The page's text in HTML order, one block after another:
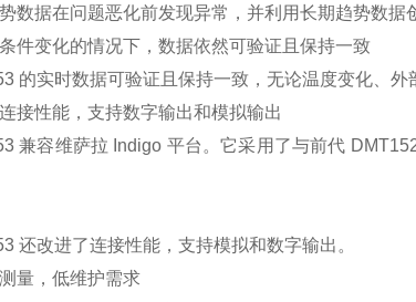
数据在问题恶化前发现异常，并利用长期趋势数据
件变化的情况下，数据依然可验证且保持一致
的实时数据可验证且保持一致，无论温度变化、
接性能，支持数字输出和模拟输出
兼容维萨拉 Indigo 平台。它采用了与前代
还改进了连接性能，支持模拟和数字输出。
量，低维护需求